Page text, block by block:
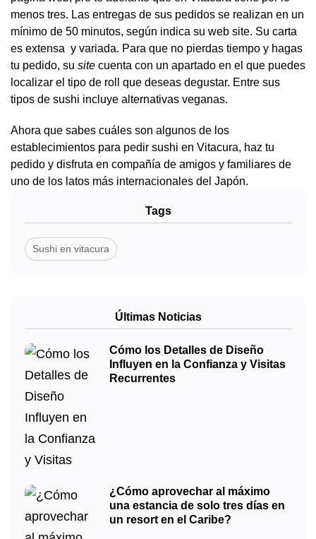
menos tres. Las entregas de sus pedidos se realizan en un
mínimo de 50 minutos, según indica su web site. Su carta
es extensa y variada. Para que no pierdas tiempo y hagas
tu pedido, su site cuenta con un apartado en el que puedes
localizar el tipo de roll que deseas degustar. Entre sus
tipos de sushi incluye alternativas veganas.
Ahora que sabes cuáles son algunos de los
establecimientos para pedir sushi en Vitacura, haz tu
pedido y disfruta en compañía de amigos y familiares de
uno de los latos más internacionales del Japón.
Tags
Sushi en vitacura
Últimas Noticias
Cómo los Detalles de Diseño
Influyen en la Confianza y Visitas
Recurrentes
¿Cómo aprovechar al máximo
una estancia de solo tres días en
un resort en el Caribe?